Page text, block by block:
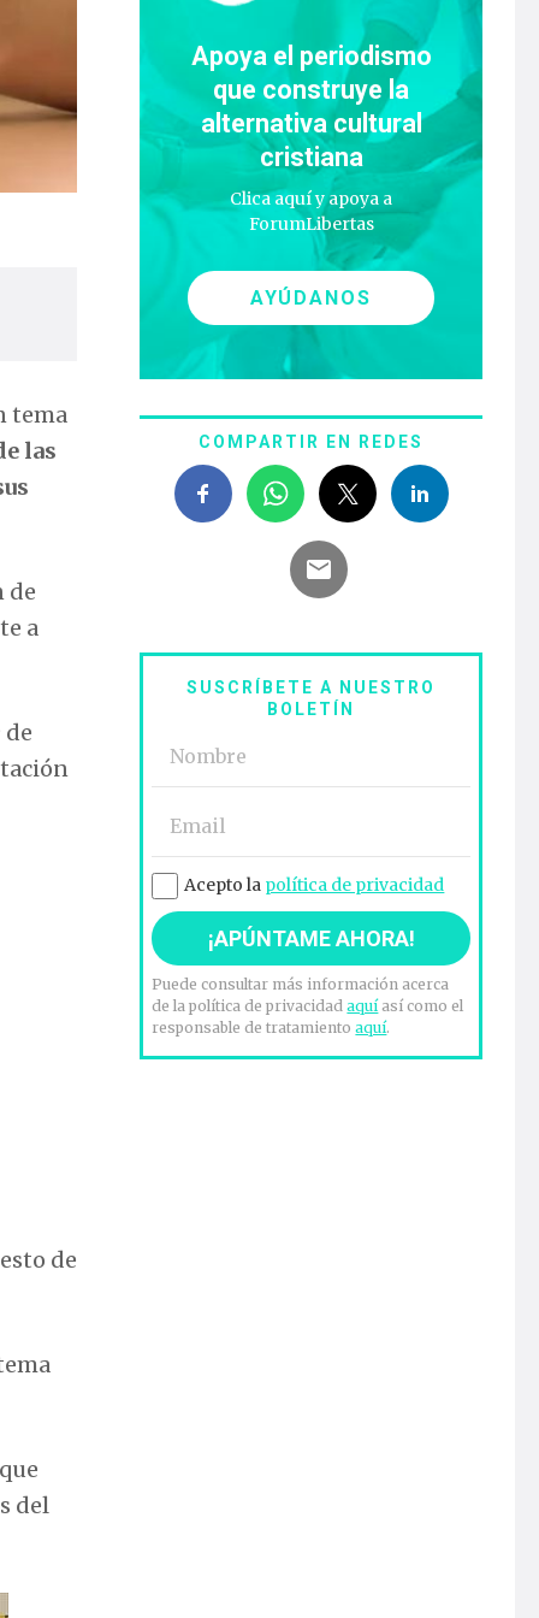
tema
las
de
a
de
de
del
Apoya el periodismo
que construye la
alternativa cultural
cristiana
Clica aquí y apoya a
ForumLibertas
AYÚDANOS
COMPARTIR EN REDES
SUSCRÍBETE A NUESTRO
BOLETÍN
Acepto la política de privacidad
Puede consultar más información acerca
de la política de privacidadaquíasí como el
responsable de tratamientoaquí.